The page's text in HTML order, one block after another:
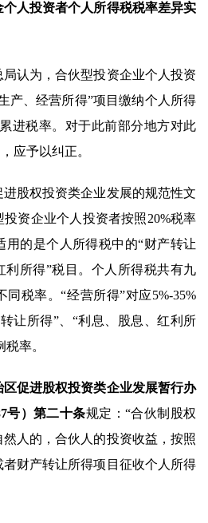
人投资者个人所得税税率差异实
认为，合伙型投资企业个人投资
产、经营所得”项目缴纳个人所得
进税率。对于此前部分地方对此
应予以纠正。
股权投资类企业发展的规范性文
资企业个人投资者按照20%税率
用的是个人所得税中的“财产转让
利所得”税目。个人所得税共有九
税率。“经营所得”对应5%-35%
让所得”、“利息、股息、红利所
率。
区促进股权投资类企业发展暂行办
号）第二十条规定：“合伙制股权
人的，合伙人的投资收益，按照
财产转让所得项目征收个人所得